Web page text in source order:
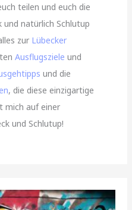
teilen und euch die
natürlich Schlutup
zur Lübecker
Ausflugsziele und
und die
, die diese einzigartige
mich auf einer
und Schlutup!